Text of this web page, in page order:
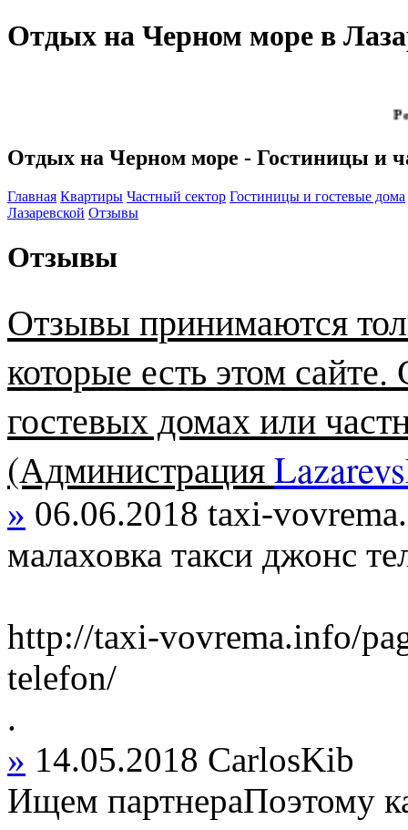
Отдых на Черном море в
Отдых на Черном море - Гостиницы и
Главная Квартиры Частный сектор Гостиницы и гостевые дома
Лазаревской Отзывы
Отзывы
Отзывы принимаются
которые есть этом
гостевых домах или
(Администрация
» 06.06.2018 taxi-
малаховка такси джонс
http://taxi-vovrema.info/
telefon/
.
» 14.05.2018 CarlosKib
Ищем партнераПоэтому